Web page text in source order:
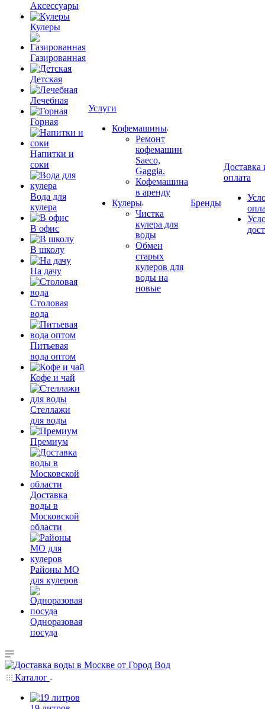
Аксессуары
Кулеры
Газированная
Детская
Лечебная
Горная
Напитки и
соки
Вода для
кулера
В офис
В школу
На дачу
Столовая
вода
Питьевая
вода оптом
Кофе и чай
Стеллажи
для воды
Премиум
Доставка
воды в
Московской
области
Районы МО
для кулеров
Одноразовая
посуда
Услуги
Кофемашины
Ремонт
кофемашин
Saeco,
Gaggia.
Кофемашина
в аренду
Кулеры
Чистка
кулера для
воды
Обмен
старых
кулеров для
воды на
новые
Бренды
Доставка
оплата
Каталог